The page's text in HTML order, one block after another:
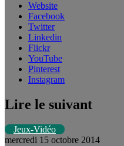
Website
Facebook
Twitter
Linkedin
Flickr
YouTube
Pinterest
Instagram
Lire le suivant
Jeux-Vidéo
mercredi 15 octobre 2014